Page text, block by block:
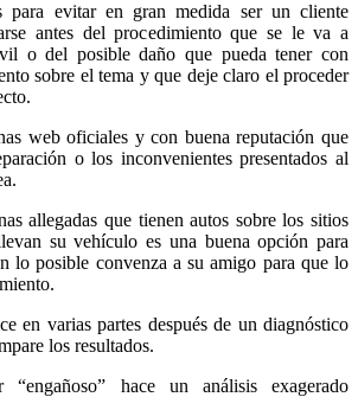
para evitar en gran medida ser un cliente
antes del procedimiento que se le va a
o del posible daño que pueda tener con
sobre el tema y que deje claro el proceder
web oficiales y con buena reputación que
o los inconvenientes presentados al
allegadas que tienen autos sobre los sitios
su vehículo es una buena opción para
lo posible convenza a su amigo para que lo
en varias partes después de un diagnóstico
los resultados.
“engañoso” hace un análisis exagerado